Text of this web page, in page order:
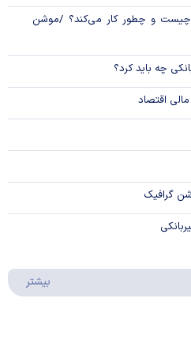
و چطور کار می‌کند؟ /موشن
چه باید کرد؟
اقتصاد
گرافیک
بیشتر